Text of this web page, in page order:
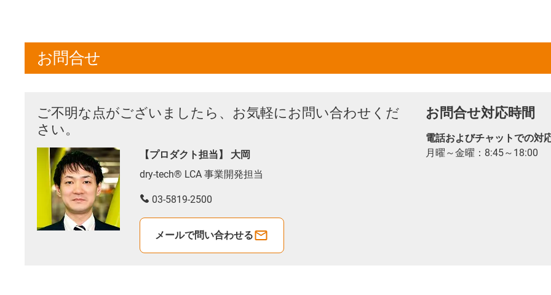
お問合せ
ご不明な点がございましたら、お気軽にお問い合わせくだ
さい。
【プロダクト担当】 大岡
dry-tech® LCA 事業開発担当
03-5819-2500
メールで問い合わせる
お問合せ対応時間
電話およびチャットでの対
月曜～金曜：8:45～18:00